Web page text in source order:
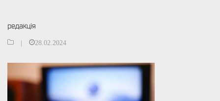
редакція
28.02.2024